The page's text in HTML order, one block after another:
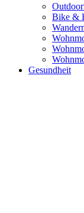
Bike &
Gesundheit